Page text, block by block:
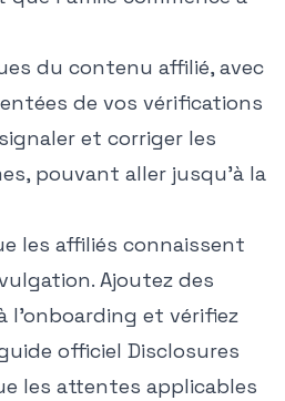
du contenu affilié, avec
de vos vérifications
et corriger les
pouvant aller jusqu'à la
les affiliés connaissent
Ajoutez des
l'onboarding et vérifiez
officiel Disclosures
les attentes applicables